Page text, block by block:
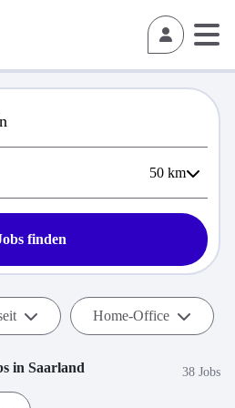
50 km
finden
Home-Office
in Saarland 38 Jobs